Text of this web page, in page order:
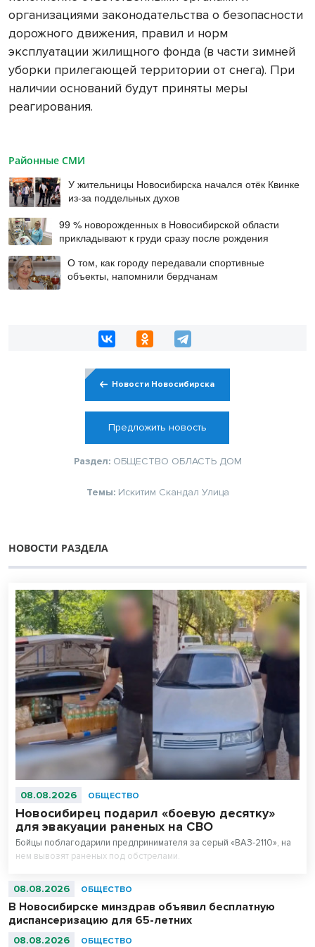
организациями законодательства о безопасности
дорожного движения, правил и норм
эксплуатации жилищного фонда (в части зимней
уборки прилегающей территории от снега). При
наличии оснований будут приняты меры
реагирования.
Районные СМИ
У жительницы Новосибирска начался отёк Квинке
из-за поддельных духов
99 % новорожденных в Новосибирской области
прикладывают к груди сразу после рождения
О том, как городу передавали спортивные
объекты, напомнили бердчанам
Новости Новосибирска
Предложить новость
Раздел: ОБЩЕСТВО ОБЛАСТЬ ДОМ
Темы: Искитим Скандал Улица
НОВОСТИ РАЗДЕЛА
08.08.2026 ОБЩЕСТВО
Новосибирец подарил «боевую десятку»
для эвакуации раненых на СВО
Бойцы поблагодарили предпринимателя за серый «ВАЗ-2110», на
нем вывозят раненых под обстрелами.
08.08.2026 ОБЩЕСТВО
В Новосибирске минздрав объявил бесплатную
диспансеризацию для 65-летних
08.08.2026 ОБЩЕСТВО